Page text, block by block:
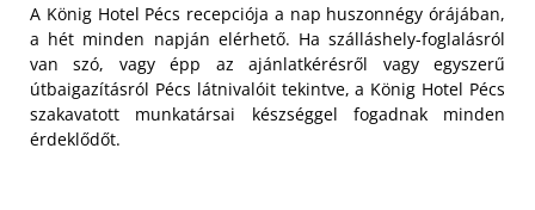
A König Hotel Pécs recepciója a nap huszonnégy órájában,
a hét minden napján elérhető. Ha szálláshely-foglalásról
van szó, vagy épp az ajánlatkérésről vagy egyszerű
útbaigazításról Pécs látnivalóit tekintve, a König Hotel Pécs
szakavatott munkatársai készséggel fogadnak minden
érdeklődőt.